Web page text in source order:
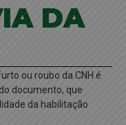
DA
ou roubo da CNH é
documento, que
da habilitação